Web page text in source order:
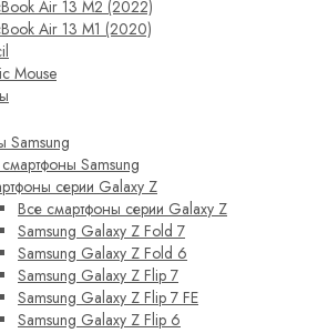
Air 13 M2 (2022)
Air 13 M1 (2020)
Mouse
Samsung
Samsung
серии Galaxy Z
Все смартфоны серии Galaxy Z
Samsung Galaxy Z Fold 7
Samsung Galaxy Z Fold 6
Samsung Galaxy Z Flip 7
Samsung Galaxy Z Flip 7 FE
Samsung Galaxy Z Flip 6